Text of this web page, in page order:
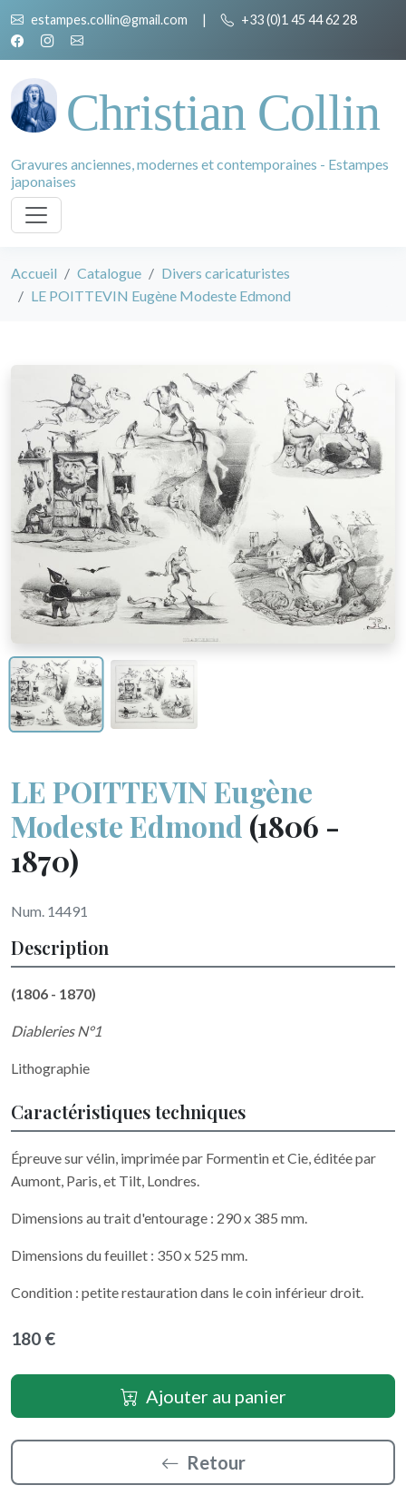
estampes.collin@gmail.com | +33 (0)1 45 44 62 28
Christian Collin
Gravures anciennes, modernes et contemporaines - Estampes
japonaises
Accueil Catalogue
Divers caricaturistes
LE POITTEVIN Eugène Modeste Edmond
LE POITTEVIN Eugène
Modeste Edmond (1806 -
1870)
Num. 14491
Description
(1806 - 1870)
Diableries N°1
Lithographie
Caractéristiques techniques
Épreuve sur vélin, imprimée par Formentin et Cie, éditée par
Aumont, Paris, et Tilt, Londres.
Dimensions au trait d'entourage : 290 x 385 mm.
Dimensions du feuillet : 350 x 525 mm.
Condition : petite restauration dans le coin inférieur droit.
180 €
Ajouter au panier
Retour